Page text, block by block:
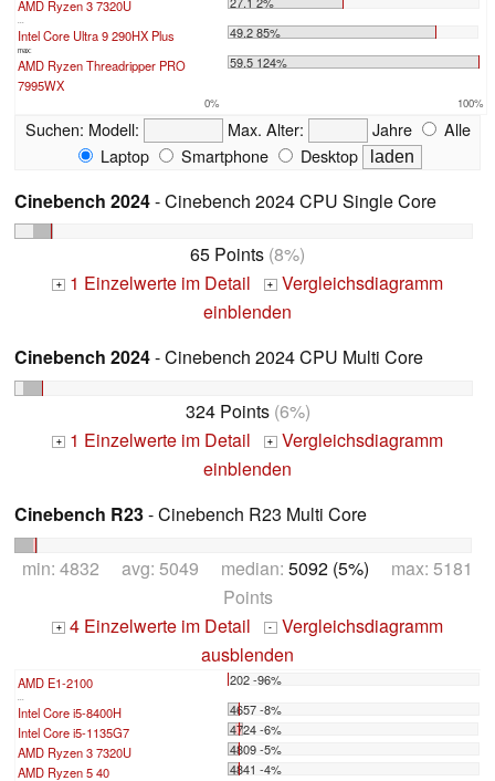
AMD Ryzen 3 7320U
Intel Core Ultra 9 290HX Plus 49.2 85%
max:
AMD Ryzen Threadripper PRO
7995WX
59.5 124%
0% 100%
Suchen: Modell: Max. Alter: Jahre
Alle
Laptop
Smartphone Desktop
Cinebench 2024- Cinebench 2024 CPU Single Core
65 Points (8%)
+ 1 Einzelwerte im Detail + Vergleichsdiagramm
einblenden
Cinebench 2024- Cinebench 2024 CPU Multi Core
324 Points(6%)
+ 1 Einzelwerte im Detail + Vergleichsdiagramm
einblenden
Cinebench R23- Cinebench R23 Multi Core
min: 4832 avg: 5049 median: 5092 (5%) max: 5181
Points
+ 4 Einzelwerte im Detail - Vergleichsdiagramm
ausblenden
AMD E1-2100 202 -96%
...
Intel Core i5-8400H
4657 -8%
Intel Core i5-1135G7
4724 -6%
AMD Ryzen 3 7320U
4809 -5%
AMD Ryzen 5 40
4841 -4%